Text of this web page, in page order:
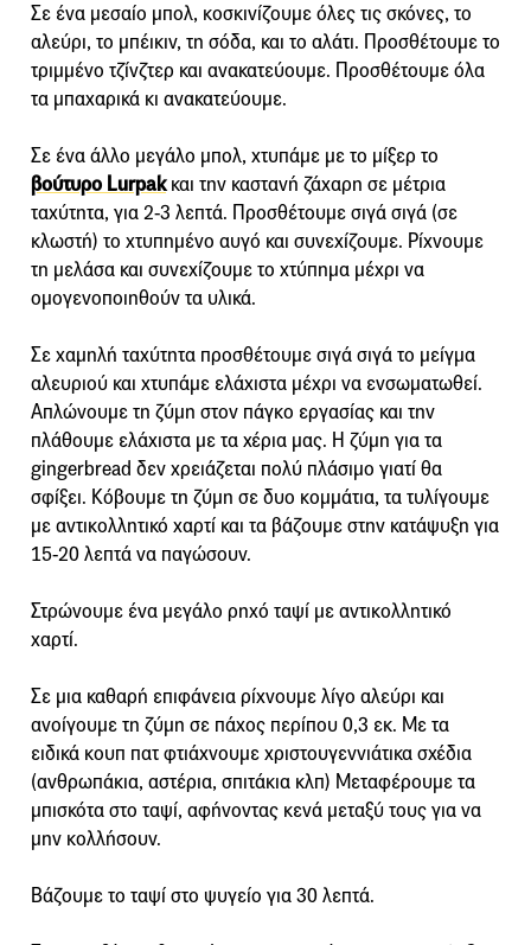
Σε ένα μεσαίο μπολ, κοσκινίζουμε όλες τις σκόνες, το
αλεύρι, το μπέικιν, τη σόδα, και το αλάτι. Προσθέτουμε το
τριμμένο τζίνζτερ και ανακατεύουμε. Προσθέτουμε όλα
τα μπαχαρικά κι ανακατεύουμε.
Σε ένα άλλο μεγάλο μπολ, χτυπάμε με το μίξερ το
βούτυρο Lurpakκαι την καστανή ζάχαρη σε μέτρια
ταχύτητα, για 2-3 λεπτά. Προσθέτουμε σιγά σιγά (σε
κλωστή) το χτυπημένο αυγό και συνεχίζουμε. Ρίχνουμε
τη μελάσα και συνεχίζουμε το χτύπημα μέχρι να
ομογενοποιηθούν τα υλικά.
Σε χαμηλή ταχύτητα προσθέτουμε σιγά σιγά το μείγμα
αλευριού και χτυπάμε ελάχιστα μέχρι να ενσωματωθεί.
Απλώνουμε τη ζύμη στον πάγκο εργασίας και την
πλάθουμε ελάχιστα με τα χέρια μας. Η ζύμη για τα
gingerbread δεν χρειάζεται πολύ πλάσιμο γιατί θα
σφίξει. Κόβουμε τη ζύμη σε δυο κομμάτια, τα τυλίγουμε
με αντικολλητικό χαρτί και τα βάζουμε στην κατάψυξη για
15-20 λεπτά να παγώσουν.
Στρώνουμε ένα μεγάλο ρηχό ταψί με αντικολλητικό
χαρτί.
Σε μια καθαρή επιφάνεια ρίχνουμε λίγο αλεύρι και
ανοίγουμε τη ζύμη σε πάχος περίπου 0,3 εκ. Με τα
ειδικά κουπ πατ φτιάχνουμε χριστουγεννιάτικα σχέδια
(ανθρωπάκια, αστέρια, σπιτάκια κλπ) Μεταφέρουμε τα
μπισκότα στο ταψί, αφήνοντας κενά μεταξύ τους για να
μην κολλήσουν.
Βάζουμε το ταψί στο ψυγείο για 30 λεπτά.